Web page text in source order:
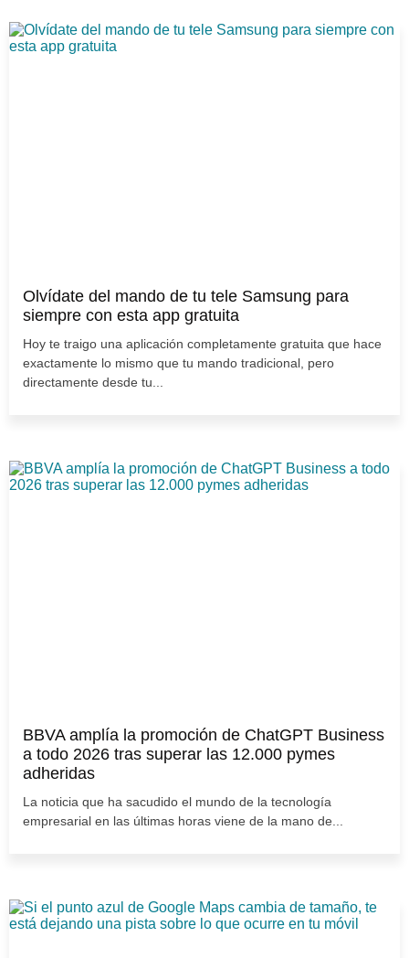
Olvídate del mando de tu tele Samsung para
siempre con esta app gratuita
Hoy te traigo una aplicación completamente gratuita que hace
exactamente lo mismo que tu mando tradicional, pero
directamente desde tu...
BBVA amplía la promoción de ChatGPT Business
a todo 2026 tras superar las 12.000 pymes
adheridas
La noticia que ha sacudido el mundo de la tecnología
empresarial en las últimas horas viene de la mano de...